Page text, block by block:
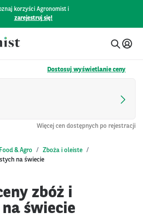
korzyści Agronomist i
zarejestruj się!
Dostosuj wyświetlanie ceny
Więcej cen dostępnych po rejestracji
& Agro
Zboża i oleiste
na świecie
zbóż i
świecie